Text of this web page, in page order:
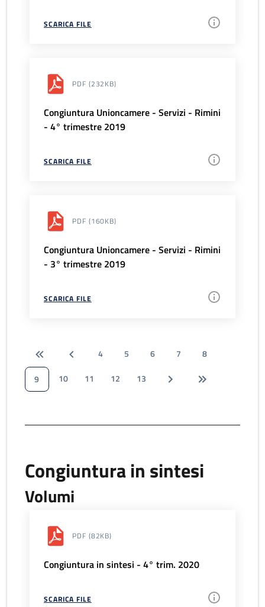
SCARICA FILE
PDF (232KB)
Congiuntura Unioncamere - Servizi - Rimini
- 4° trimestre 2019
SCARICA FILE
PDF (160KB)
Congiuntura Unioncamere - Servizi - Rimini
- 3° trimestre 2019
SCARICA FILE
4 5 6 7
8
9
10 11 12 13
Congiuntura in sintesi
Volumi
PDF (82KB)
Congiuntura in sintesi - 4° trim. 2020
SCARICA FILE